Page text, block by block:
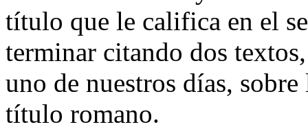
título que le califica en el
terminar citando dos
uno de nuestros días,
título romano.